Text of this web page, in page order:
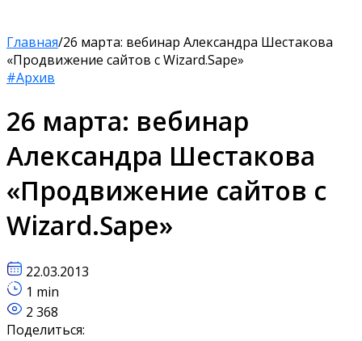
Главная/26 марта: вебинар Александра Шестакова
«Продвижение сайтов с Wizard.Sape»
#Архив
26 марта: вебинар
Александра Шестакова
«Продвижение сайтов с
Wizard.Sape»
22.03.2013
1 min
2 368
Поделиться: